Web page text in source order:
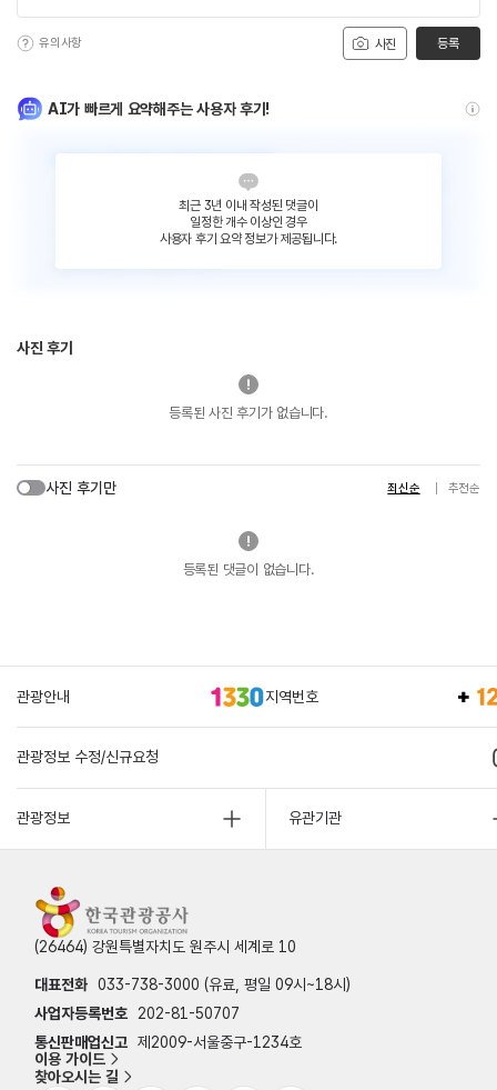
사진
유의사항 등록
AI가 빠르게 요약해주는 사용자 후기!
최근 3년 이내 작성된 댓글이
일정한 개수 이상인 경우
사용자 후기 요약 정보가 제공됩니다.
사진 후기
등록된 사진 후기가 없습니다.
사진 후기만 최신순 추천순
등록된 댓글이 없습니다.
관광안내 지역번호
관광정보 수정/신규요청
관광정보 유관기관
(26464) 강원특별자치도 원주시 세계로 10
대표전화 033-738-3000 (유료, 평일 09시~18시)
사업자등록번호
202-81-50707
통신판매업신고 제2009-서울중구-1234호
이용 가이드
찾아오시는 길